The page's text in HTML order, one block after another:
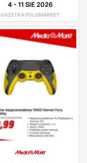
4 -11 SIE 2026
GAZETKA POLOMARKET